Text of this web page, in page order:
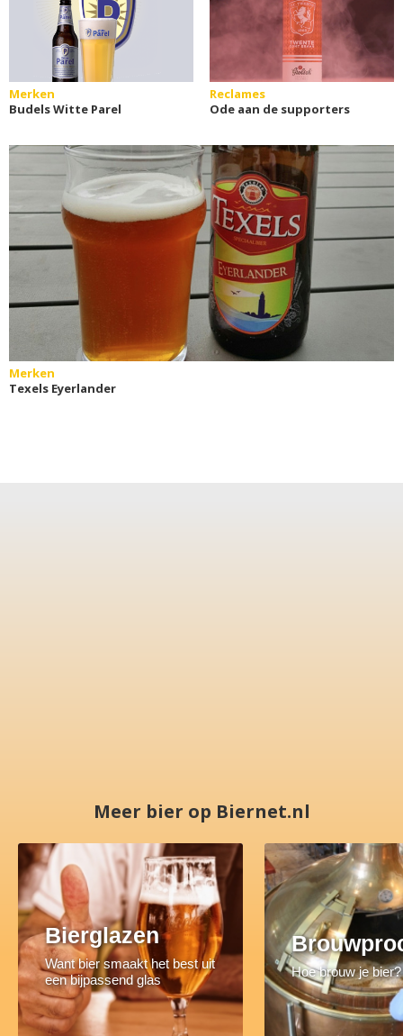
Merken
Budels Witte Parel
Reclames
Ode aan de supporters
Merken
Texels Eyerlander
Meer bier op Biernet.nl
Bierglazen
Want bier smaakt het best uit
een bijpassend glas
Hoe brouw je bier?